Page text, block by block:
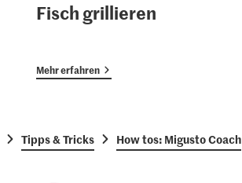
Fisch grillieren
Mehr erfahren
Tipps & Tricks How tos: Migusto Coach